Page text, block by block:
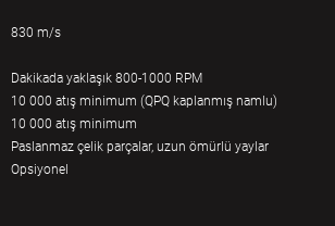
830 m/s
Dakikada yaklaşık 800-1000 RPM
10 000 atış minimum (QPQ kaplanmış namlu)
10 000 atış minimum
Paslanmaz çelik parçalar, uzun ömürlü yaylar
Opsiyonel